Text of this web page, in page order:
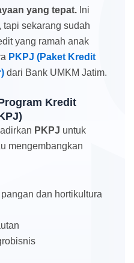
yang tepat.Ini
sekarang sudah
yang ramah anak
PKPJ (Paket Kredit
dari Bank UMKM Jatim.
Kredit
PKPJ untuk
mengembangkan
dan hortikultura